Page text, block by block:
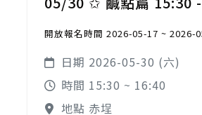
開放報名時間 2026-05-17 ~ 2026-
日期 2026-05-30 (六)
時間 15:30 ~ 16:40
地點 赤埕